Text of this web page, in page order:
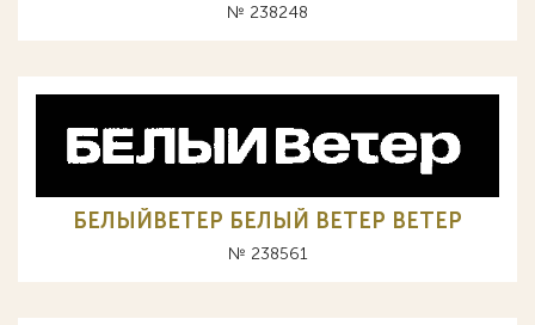
№ 238248
БЕЛЫЙВЕТЕР БЕЛЫЙ ВЕТЕР BETEP
№ 238561